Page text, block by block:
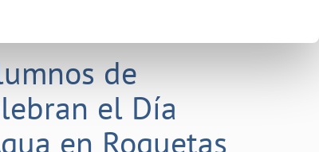
de
el Día
en Roquetas